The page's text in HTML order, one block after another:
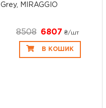
Grey, MIRAGGIO
8508 6807₴/шт
В КОШИК